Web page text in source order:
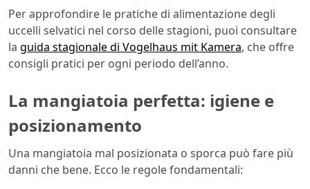
Per approfondire le pratiche di alimentazione degli
uccelli selvatici nel corso delle stagioni, puoi consultare
la guida stagionale di Vogelhaus mit Kamera, che offre
consigli pratici per ogni periodo dell’anno.
La mangiatoia perfetta: igiene e
posizionamento
Una mangiatoia mal posizionata o sporca può fare più
danni che bene. Ecco le regole fondamentali: